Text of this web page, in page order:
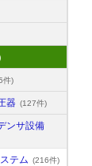
件)
器 (127件)
ンサ設備
テム (216件)